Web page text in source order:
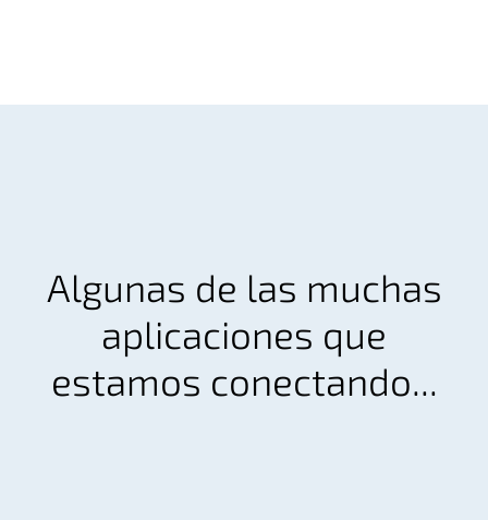
Algunas de las muchas
aplicaciones que
estamos conectando...